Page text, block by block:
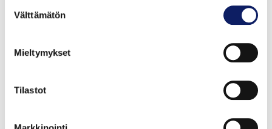
valinta
Välttämätön
Mieltymykset
Tilastot
sianlihaa, avomaan vihanneksia ja juureksia. Aidot
satakuntalaisten ruokatottumuksia. Lähellä tuotettu